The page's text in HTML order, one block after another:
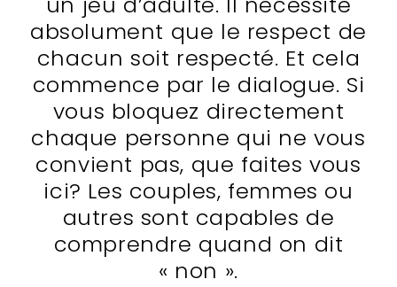
absolument que le respect de
chacun soit respecté. Et cela
commence par le dialogue. Si
vous bloquez directement
chaque personne qui ne vous
convient pas, que faites vous
ici? Les couples, femmes ou
autres sont capables de
comprendre quand on dit
« non ».